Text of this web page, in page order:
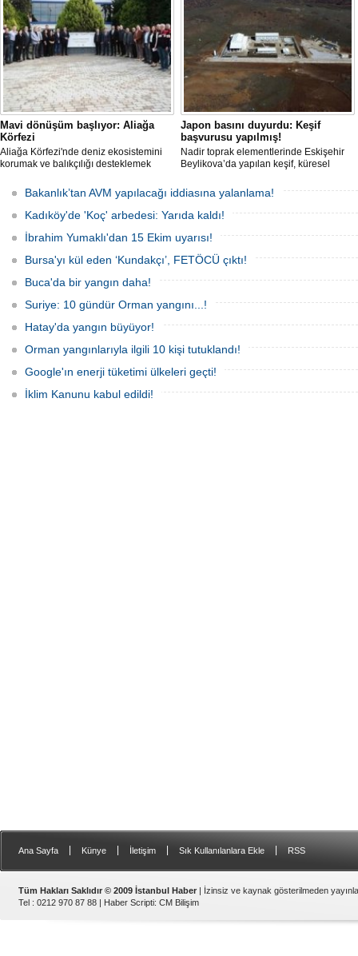
yaklaşık 3 kilometrelik kaçak düzenek
kurulduğunu iddia etti.
Mavi dönüşüm başlıyor: Aliağa
Körfezi
Aliağa Körfezi'nde deniz ekosistemini
korumak ve balıkçılığı desteklemek
Japon basını duyurdu: Keşif
başvurusu yapılmış!
Nadir toprak elementlerinde Eskişehir
Beylikova’da yapılan keşif, küresel
yeni bir hamle geldi.
Bakanlık’tan AVM yapılacağı iddiasına yalanlama!
Kadıköy'de 'Koç' arbedesi: Yarıda kaldı!
İbrahim Yumaklı'dan 15 Ekim uyarısı!
Bursa'yı kül eden ‘Kundakçı’, FETÖCÜ çıktı!
Buca'da bir yangın daha!
Suriye: 10 gündür Orman yangını...!
Hatay'da yangın büyüyor!
Orman yangınlarıyla ilgili 10 kişi tutuklandı!
Google'ın enerji tüketimi ülkeleri geçti!
İklim Kanunu kabul edildi!
Ana Sayfa Künye İletişim Sık Kullanılanlara Ekle RSS
Tüm Hakları Saklıdır © 2009 İstanbul Haber | İzinsiz ve kaynak gösterilmeden
Tel : 0212 970 87 88 | Haber Scripti: CM Bilişim